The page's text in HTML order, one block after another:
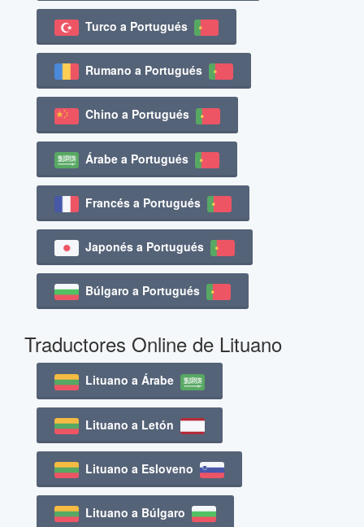
Turco a Portugués
Rumano a Portugués
Chino a Portugués
Árabe a Portugués
Francés a Portugués
Japonés a Portugués
Búlgaro a Portugués
Traductores Online de Lituano
Lituano a Árabe
Lituano a Letón
Lituano a Esloveno
Lituano a Búlgaro